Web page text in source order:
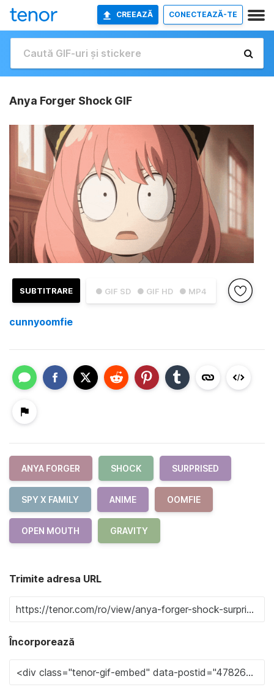
CREEAZĂ CONECTEAZĂ-TE
Anya Forger Shock GIF
● GIF SD ● GIF HD ● MP4
SUBTITRARE
cunnyoomfie
ANYA FORGER SHOCK SURPRISED
SPY X FAMILY ANIME OOMFIE
OPEN MOUTH GRAVITY
Trimite adresa URL
Încorporează